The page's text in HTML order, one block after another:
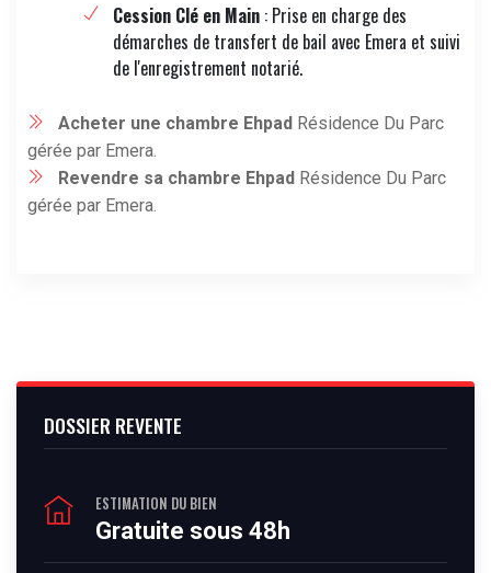
Cession Clé en Main : Prise en charge des
démarches de transfert de bail avec Emera et suivi
de l'enregistrement notarié.
Acheter une chambre Ehpad Résidence Du Parc
gérée par Emera.
Revendre sa chambre Ehpad Résidence Du Parc
gérée par Emera.
DOSSIER REVENTE
ESTIMATION DU BIEN
Gratuite sous 48h